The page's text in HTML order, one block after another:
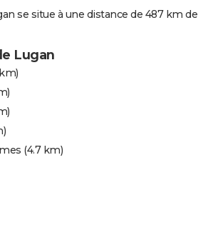
se situe à une distance de 487 km de
Lugan
(4.7 km)